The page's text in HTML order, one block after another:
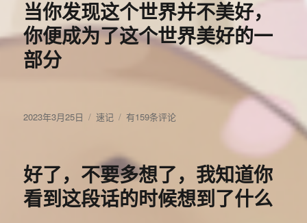
有
两
种
当你发现这个世界并不美好，
你便成为了这个世界美好的一
部分
发
2023年3月25日
分
速记
当
现
这
个
世
有159条评论
好了，不要多想了，我知道你
看到这段话的时候想到了什么